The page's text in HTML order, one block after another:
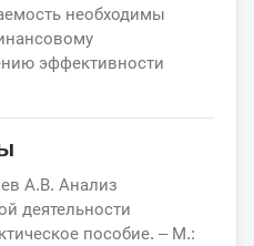
необходимы
эффективности
А.В. Анализ
деятельности
пособие. – М.: